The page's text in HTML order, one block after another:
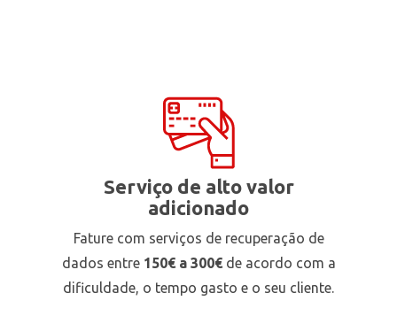
Serviço de alto valor
adicionado
Fature com serviços de recuperação de
dados entre150€ a 300€de acordo com a
dificuldade, o tempo gasto e o seu cliente.